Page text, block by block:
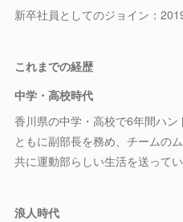
新卒社員としてのジョイン：
これまでの経歴
中学・高校時代
香川県の中学・高校で6年間ハ
ともに副部長を務め、チームの
共に運動部らしい生活を送ってい
浪人時代